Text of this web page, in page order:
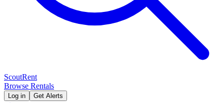
ScoutRent
Browse Rentals
Log in Get Alerts